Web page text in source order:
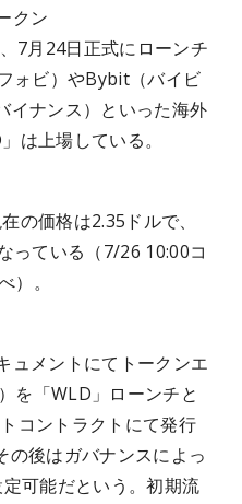
クン
7月24日正式にローンチ
ォビ）やBybit（バイビ
イナンス）といった海外
は上場している。
の価格は2.35ドルで、
っている（7/26 10:00コ
）。
ュメントにてトークンエ
を「WLD」ローンチと
コントラクトにて発行
の後はガバナンスによっ
可能だという。初期流